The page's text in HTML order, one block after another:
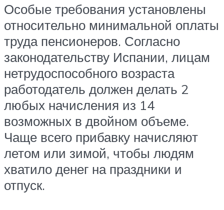
Особые требования установлены
относительно минимальной оплаты
труда пенсионеров. Согласно
законодательству Испании, лицам
нетрудоспособного возраста
работодатель должен делать 2
любых начисления из 14
возможных в двойном объеме.
Чаще всего прибавку начисляют
летом или зимой, чтобы людям
хватило денег на праздники и
отпуск.